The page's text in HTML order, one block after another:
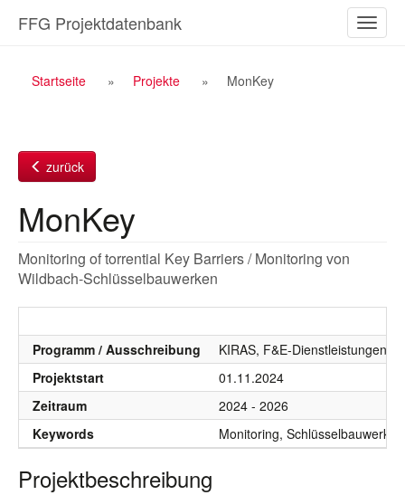
Inhalt
ein-/
FFG Projektdatenbank
Breadcrumb
Startseite Projekte MonKey
zurück
MonKey
Monitoring of torrential Key Barriers / Monitoring von
Wildbach-Schlüsselbauwerken
Programm / Ausschreibung
KIRAS, F&E-Dienstleistungen,
Projektstart
01.11.2024
Zeitraum
2024 - 2026
Keywords
Monitoring,
Projektbeschreibung